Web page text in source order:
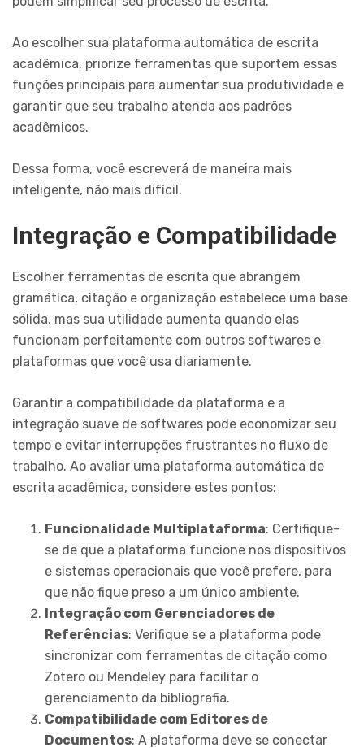
Ao escolher sua plataforma automática de escrita
acadêmica, priorize ferramentas que suportem essas
funções principais para aumentar sua produtividade e
garantir que seu trabalho atenda aos padrões
acadêmicos.
Dessa forma, você escreverá de maneira mais
inteligente, não mais difícil.
Integração e Compatibilidade
Escolher ferramentas de escrita que abrangem
gramática, citação e organização estabelece uma base
sólida, mas sua utilidade aumenta quando elas
funcionam perfeitamente com outros softwares e
plataformas que você usa diariamente.
Garantir a compatibilidade da plataforma e a
integração suave de softwares pode economizar seu
tempo e evitar interrupções frustrantes no fluxo de
trabalho. Ao avaliar uma plataforma automática de
escrita acadêmica, considere estes pontos:
Funcionalidade Multiplataforma: Certifique-
se de que a plataforma funcione nos dispositivos
e sistemas operacionais que você prefere, para
que não fique preso a um único ambiente.
Integração com Gerenciadores de
Referências: Verifique se a plataforma pode
sincronizar com ferramentas de citação como
Zotero ou Mendeley para facilitar o
gerenciamento da bibliografia.
Compatibilidade com Editores de
Documentos: A plataforma deve se conectar